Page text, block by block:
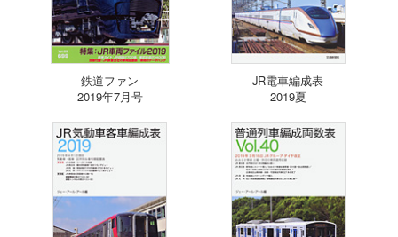
鉄道ファン
2019年7月号
JR電車編成表
2019夏